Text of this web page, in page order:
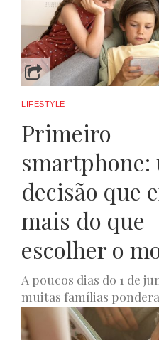
LIFESTYLE
Primeiro
smartphone:
decisão que
mais do que
escolher o
A poucos dias do 1 de
muitas famílias
compra do primeiro
Mas, mais do que uma